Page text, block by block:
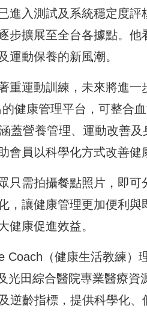
進入測試及系統穩定度
步擴展至全台各據點。
運動保養的新風潮。
重運動訓練，未來將進
的健康管理平台，可整合
蓋營養管理、運動改善
會員以科學化方式改善健
只需拍攝餐點照片，即
，讓健康管理更加便利與
健康促進效益。
Coach（健康生活教練）
光田綜合醫院專業醫療資
逆齡指標，提供科學化